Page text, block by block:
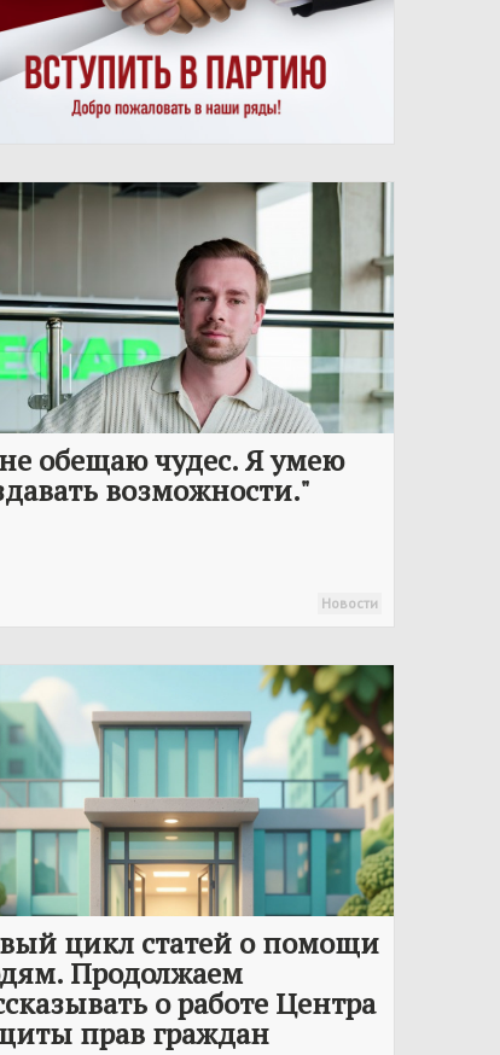
обещаю чудес. Я умею
возможности."
Новости
цикл статей о помощи
Продолжаем
о работе Центра
прав граждан